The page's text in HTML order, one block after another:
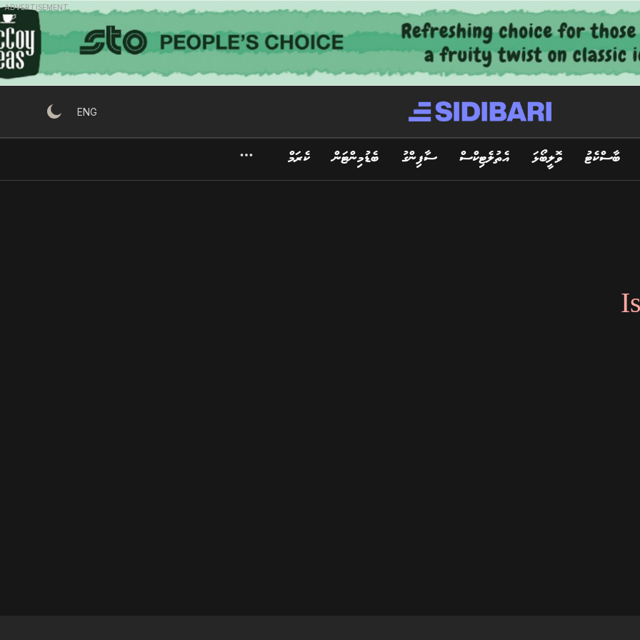
ADVERTISEMENT
ENG
ބާސްކެޓު ވޮލީބޯޅަ އެތުލެޓިކްސް ސާފިންގު ބެޑުމިންޓަން ކެރަމް